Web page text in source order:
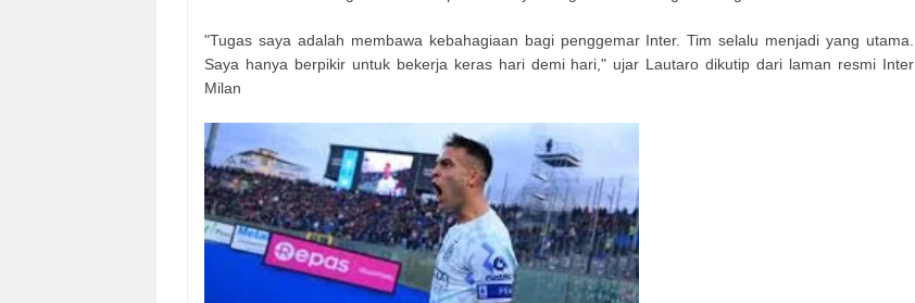
"Tugas saya adalah membawa kebahagiaan bagi penggemar Inter. Tim selalu menjadi yang utama.
Saya hanya berpikir untuk bekerja keras hari demi hari," ujar Lautaro dikutip dari laman resmi Inter
Milan